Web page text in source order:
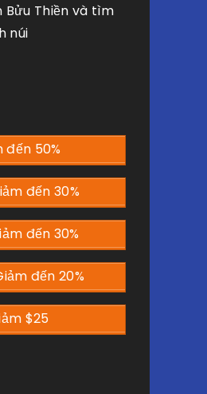
Bửu Thiền và tìm
núi
đến 50%
đến 30%
đến 30%
đến 20%
$25